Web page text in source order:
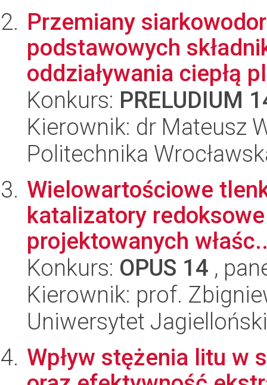
Przemiany
podstawowych
oddziaływania ciepłą
Konkurs: PRELUDIUM
Kierownik: dr Mateusz
Politechnika
Wielowartościowe
katalizatory
projektowanych
Konkurs: OPUS 14 ,
Kierownik: prof.
Uniwersytet
Wpływ stężenia litu w